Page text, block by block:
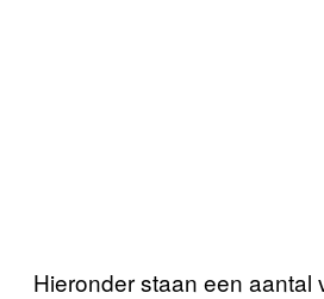
Hieronder staan een aantal